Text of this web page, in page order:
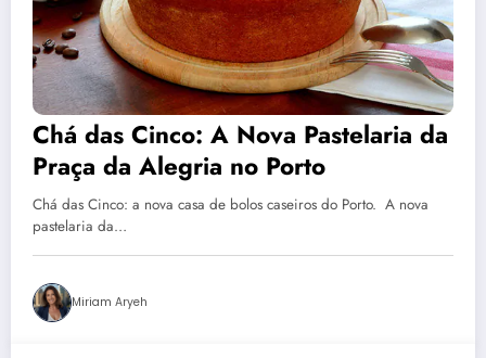
Chá das Cinco: A Nova Pastelaria da
Praça da Alegria no Porto
Chá das Cinco: a nova casa de bolos caseiros do Porto. A nova
pastelaria da…
Miriam Aryeh